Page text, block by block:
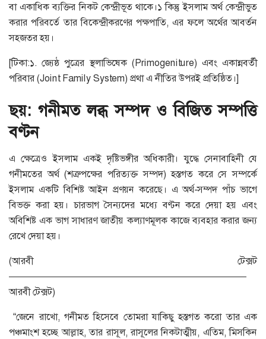
বা একাধিক ব্যক্তির নিকট কেন্দ্রীভূত থাকে।১ কিন্তু ইসলাম অর্থ কেন্দ্রীভুত
করার পরিবর্তে তার বিকেন্দ্রীকরণের পক্ষপাতি, এর ফলে অর্থের আবর্তন
সহজতর হয়।
[টিকা:১. জ্যেষ্ঠ পুত্রের স্থলাভিষেক (Primogeniture) এবং একান্নবর্তী
পরিবার (Joint Family System) প্রথা এ নীতির উপরই প্রতিষ্ঠিত।]
ছয়: গনীমত লব্ধ সম্পদ ও বিজিত সম্পত্তি
বণ্টন
এ ক্ষেত্রেও ইসলাম একই দৃষ্টিভঙ্গীর অধিকারী। যুদ্ধে সেনাবাহিনী যে
গনীমতের অর্থ (শত্রুপক্ষের পরিত্যক্ত সম্পদ) হস্তগত করে সে সম্পর্কে
ইসলাম একটি বিশিষ্ট আইন প্রণয়ন করেছে। এ অর্থ-সম্পদ পাঁচ ভাগে
বিভক্ত করা হয়। চারভাগ সৈন্যদের মধ্যে বণ্টন করে দেয়া হয় এবং
অবিশিষ্ট এক ভাগ সাধারণ জাতীয় কল্যাণমূলক কাজে ব্যবহার করার জন্য
রেখে দেয়া হয়।
(আরবী টেক্সট
—————————————————————————
আরবী টেক্সট)
“জেনে রাখো, গনীমত হিসেবে তোমরা যাকিছু হস্তগত করো তার এক
পঞ্চমাংশ হচ্ছে আল্লাহ, তার রাসূল, রাসূলের নিকটাত্মীয়, এতিম, মিসকিন